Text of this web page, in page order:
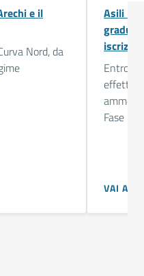
e il
Nord, da
Asili
Entro il
Fase 2
VAI